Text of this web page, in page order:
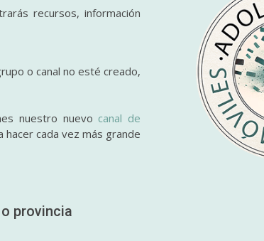
recursos, información
o canal no esté creado,
nuestro nuevo canal de
cada vez más grande
provincia